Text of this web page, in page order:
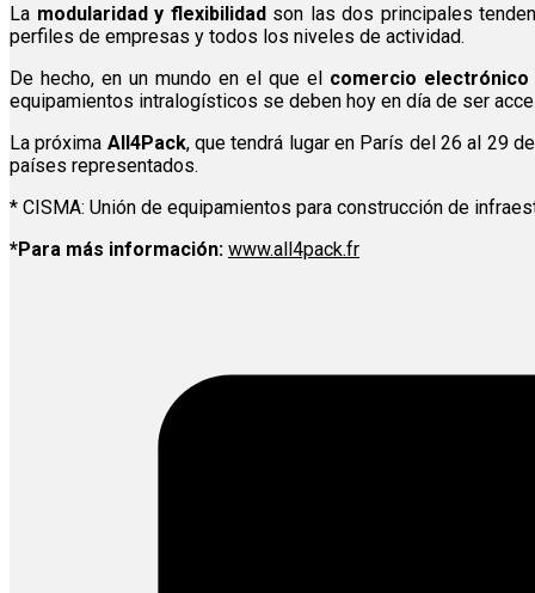
La modularidad y flexibilidadson las dos principales
perfiles de empresas y todos los niveles de actividad.
De hecho, en un mundo en el que elcomercio electrónico
equipamientos intralogísticos se deben hoy en día de ser
La próxima All4Pack, que tendrá lugar en París del 26 al 29
países representados.
* CISMA: Unión de equipamientos para construcción de
*Para más información: www.all4pack.fr